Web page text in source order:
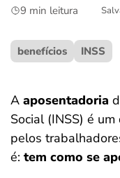
9 min leitura
benefícios INSS
A aposentadoria
Social (INSS) é
pelos
é: tem como se